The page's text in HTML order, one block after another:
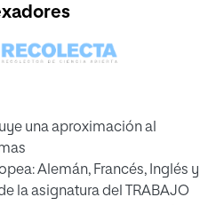
una aproximación al
Alemán, Francés, Inglés y
la asignatura del TRABAJO